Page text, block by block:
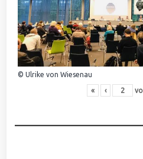
© Ulrike von Wiesenau
« ‹